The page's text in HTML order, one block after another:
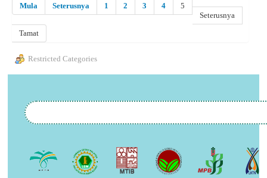
Mula Seterusnya 1 2 3 4
5
Seterusnya
Tamat
Restricted Categories